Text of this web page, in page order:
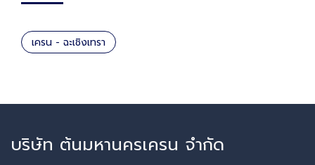
เครน - ฉะเชิงเทรา
บริษัท ต้นมหานครเครน จำกัด